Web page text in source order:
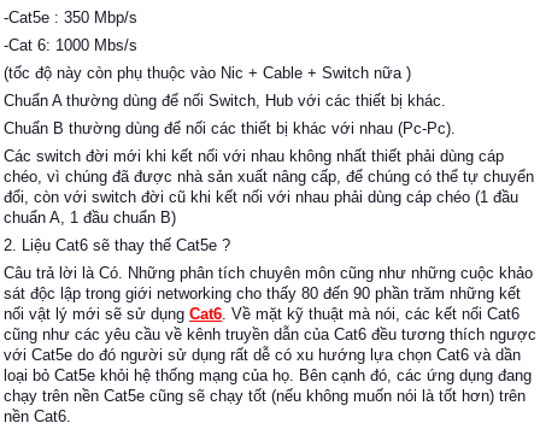
-Cat5e : 350 Mbp/s
-Cat 6: 1000 Mbs/s
(tốc độ này còn phụ thuộc vào Nic + Cable + Switch nữa )
Chuẩn A thường dùng để nối Switch, Hub với các thiết bị khác.
Chuẩn B thường dùng để nối các thiết bị khác với nhau (Pc-Pc).
Các switch đời mới khi kết nối với nhau không nhất thiết phải dùng cáp
chéo, vì chúng đã được nhà sản xuất nâng cấp, để chúng có thể tự chuyển
đổi, còn với switch đời cũ khi kết nối với nhau phải dùng cáp chéo (1 đầu
chuẩn A, 1 đầu chuẩn B)
2. Liệu Cat6 sẽ thay thế Cat5e ?
Câu trả lời là Có. Những phân tích chuyên môn cũng như những cuộc khảo
sát độc lập trong giới networking cho thấy 80 đến 90 phần trăm những kết
nối vật lý mới sẽ sử dụng Cat6. Về mặt kỹ thuật mà nói, các kết nối Cat6
cũng như các yêu cầu về kênh truyền dẫn của Cat6 đều tương thích ngược
với Cat5e do đó người sử dụng rất dễ có xu hướng lựa chọn Cat6 và dần
loại bỏ Cat5e khỏi hệ thống mạng của họ. Bên cạnh đó, các ứng dụng đang
chạy trên nền Cat5e cũng sẽ chạy tốt (nếu không muốn nói là tốt hơn) trên
nền Cat6.